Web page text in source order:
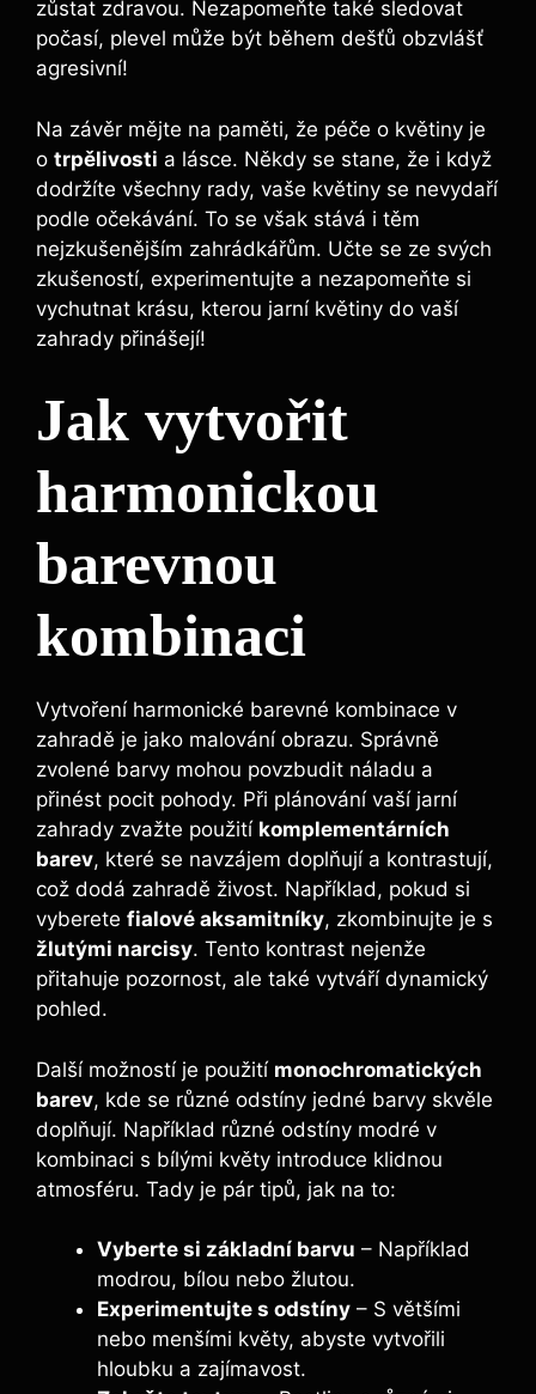
zůstat zdravou. Nezapomeňte také sledovat
počasí, plevel může být během dešťů obzvlášť
agresivní!
Na závěr mějte na paměti, že péče o květiny je
o trpělivosti a lásce. Někdy se stane, že i když
dodržíte všechny rady, vaše květiny se nevydaří
podle očekávání. To se však stává i těm
nejzkušenějším zahrádkářům. Učte se ze svých
zkušeností, experimentujte a nezapomeňte si
vychutnat krásu, kterou jarní květiny do vaší
zahrady přinášejí!
Jak vytvořit
harmonickou
barevnou
kombinaci
Vytvoření harmonické barevné kombinace v
zahradě je jako malování obrazu. Správně
zvolené barvy mohou povzbudit náladu a
přinést pocit pohody. Při plánování vaší jarní
zahrady zvažte použití komplementárních
barev, které se navzájem doplňují a kontrastují,
což dodá zahradě živost. Například, pokud si
vyberete fialové aksamitníky, zkombinujte je s
žlutými narcisy. Tento kontrast nejenže
přitahuje pozornost, ale také vytváří dynamický
pohled.
Další možností je použití monochromatických
barev, kde se různé odstíny jedné barvy skvěle
doplňují. Například různé odstíny modré v
kombinaci s bílými květy introduce klidnou
atmosféru. Tady je pár tipů, jak na to:
Vyberte si základní barvu – Například
modrou, bílou nebo žlutou.
Experimentujte s odstíny – S většími
nebo menšími květy, abyste vytvořili
hloubku a zajímavost.